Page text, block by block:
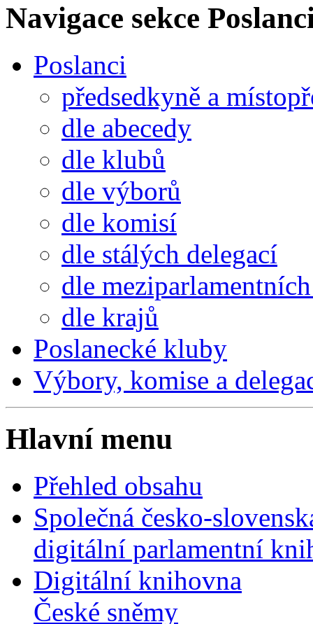
Navigace sekce
Poslanci
předsedkyně a
dle abecedy
dle klubů
dle výborů
dle komisí
dle stálých delegací
dle
dle krajů
Poslanecké kluby
Výbory, komise a
Hlavní menu
Přehled obsahu
Společná česko-
digitální parlamentní
Digitální knihovna
České sněmy